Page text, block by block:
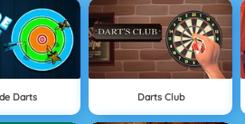
Darts Darts Club